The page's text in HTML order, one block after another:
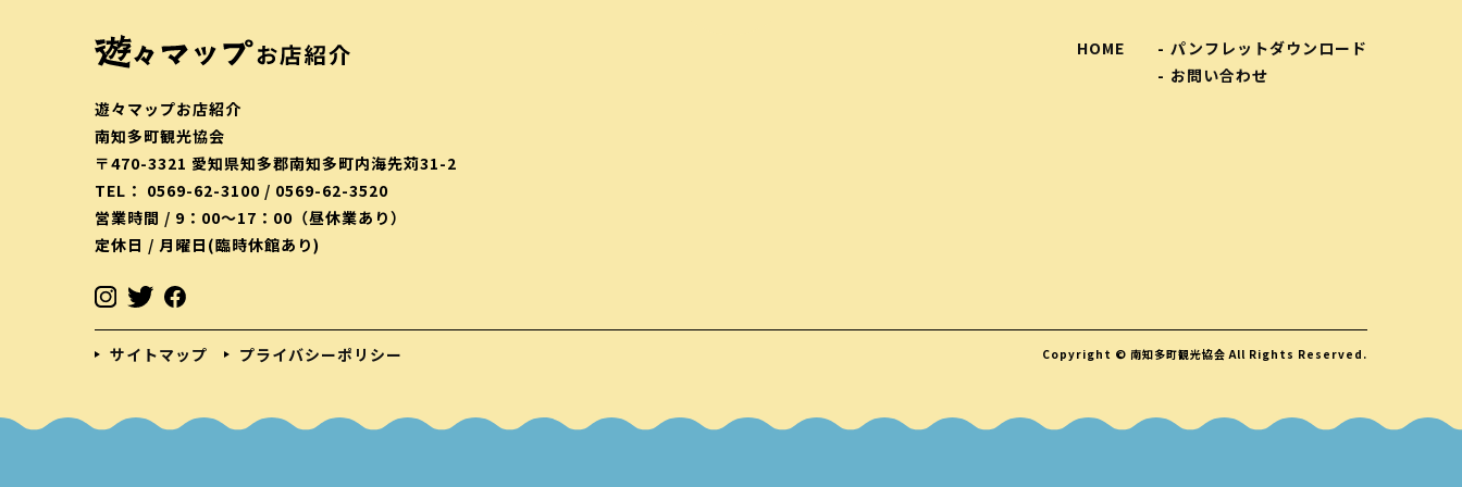
遊々マップお店紹介
南知多町観光協会
〒470-3321 愛知県知多郡南知多町内海先苅31-2
TEL： 0569-62-3100 / 0569-62-3520
営業時間 / 9：00〜17：00（昼休業あり）
定休日 / 月曜日(臨時休館あり)
HOME
パンフレットダウンロード
お問い合わせ
サイトマップ プライバシーポリシー Copyright © 南知多町観光協会 All Rights Reserved.